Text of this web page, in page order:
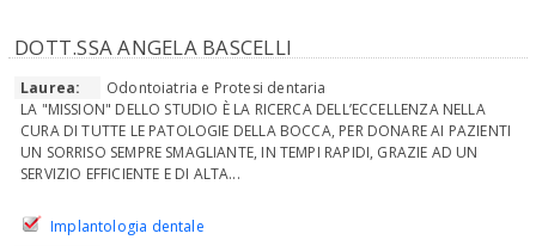
DOTT.SSA ANGELA BASCELLI
Laurea:
Odontoiatria e Protesi dentaria
LA "MISSION" DELLO STUDIO È LA RICERCA DELL’ECCELLENZA NELLA
CURA DI TUTTE LE PATOLOGIE DELLA BOCCA, PER DONARE AI PAZIENTI
UN SORRISO SEMPRE SMAGLIANTE, IN TEMPI RAPIDI, GRAZIE AD UN
SERVIZIO EFFICIENTE E DI ALTA...
Implantologia dentale